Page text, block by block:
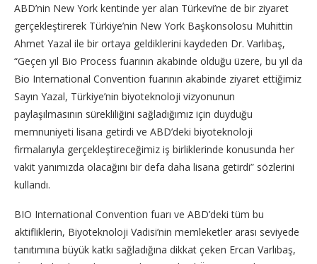
ABD’nin New York kentinde yer alan Türkevi’ne de bir ziyaret
gerçekleştirerek Türkiye’nin New York Başkonsolosu Muhittin
Ahmet Yazal ile bir ortaya geldiklerini kaydeden Dr. Varlıbaş,
“Geçen yıl Bio Process fuarının akabinde olduğu üzere, bu yıl da
Bio International Convention fuarının akabinde ziyaret ettiğimiz
Sayın Yazal, Türkiye’nin biyoteknoloji vizyonunun
paylaşılmasının sürekliliğini sağladığımız için duyduğu
memnuniyeti lisana getirdi ve ABD’deki biyoteknoloji
firmalarıyla gerçekleştireceğimiz iş birliklerinde konusunda her
vakit yanımızda olacağını bir defa daha lisana getirdi” sözlerini
kullandı.
BIO International Convention fuarı ve ABD’deki tüm bu
aktifliklerin, Biyoteknoloji Vadisi’nin memleketler arası seviyede
tanıtımına büyük katkı sağladığına dikkat çeken Ercan Varlıbaş,